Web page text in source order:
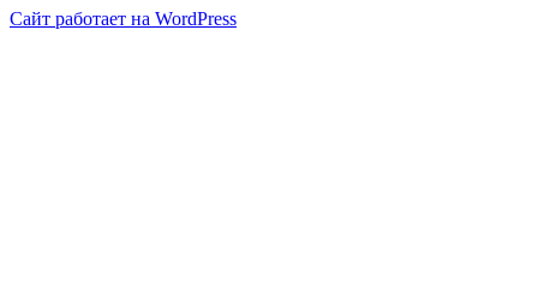
Сайт работает на WordPress